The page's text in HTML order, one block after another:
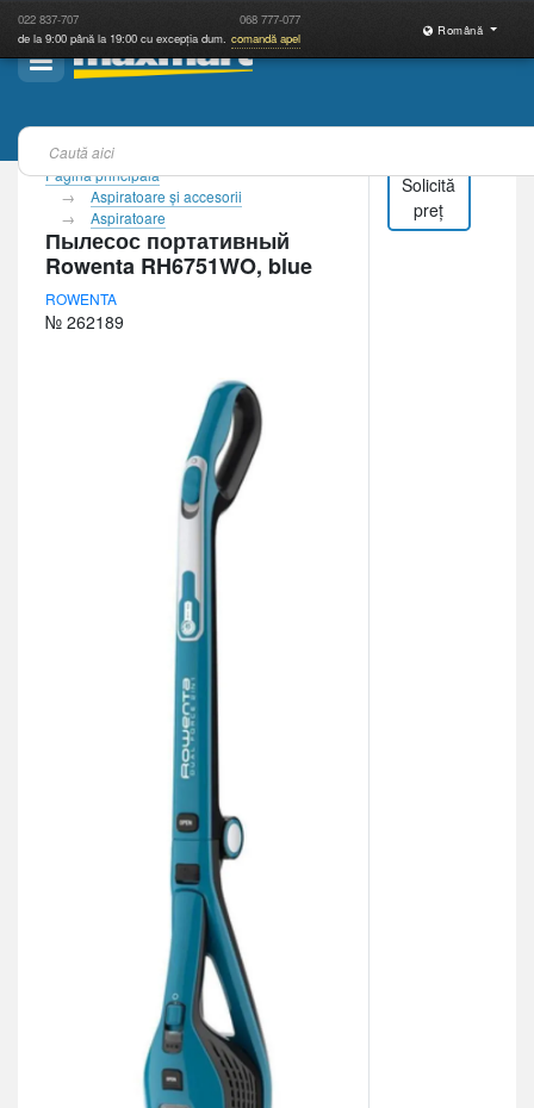
022 837-707 068 777-077
de la 9:00 până la 19:00 cu excepția dum. comandă apel
Română
Pagina principală
Aspiratoare şi accesorii
Aspiratoare
Пылесос портативный
Rowenta RH6751WO, blue
ROWENTA
№ 262189
Solicită
preț